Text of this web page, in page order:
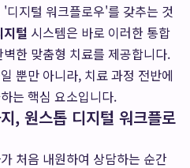
지털 워크플로우'를 갖추는 것
털 시스템은 바로 이러한 통합
한 맞춤형 치료를 제공합니다.
뿐만 아니라, 치료 과정 전반에
는 핵심 요소입니다.
, 원스톱 디지털 워크플로
처음 내원하여 상담하는 순간